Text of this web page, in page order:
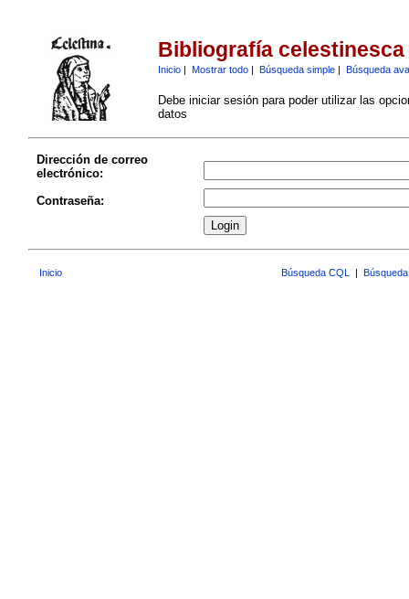
Bibliografía celestinesca
Inicio| Mostrar todo| Búsqueda simple| Búsqueda
Debe iniciar sesión para poder utilizar las
datos
Dirección de correo
electrónico:
Contraseña:
Inicio Búsqueda CQL |